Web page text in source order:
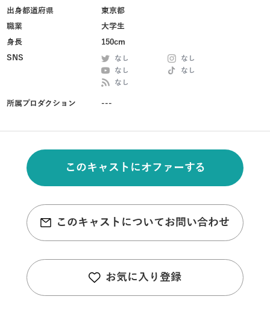
出身都道府県
東京都
職業
大学生
身長
150cm
SNS
なし
なし
なし
なし
なし
所属プロダクション ---
このキャストにオファーする
このキャストについてお問い合わせ
お気に入り登録